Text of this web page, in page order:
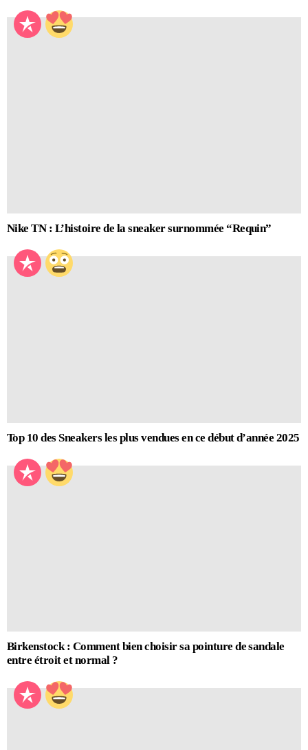
Nike TN : L’histoire de la sneaker surnommée “Requin”
Top 10 des Sneakers les plus vendues en ce début d’année 2025
Birkenstock : Comment bien choisir sa pointure de sandale
entre étroit et normal ?